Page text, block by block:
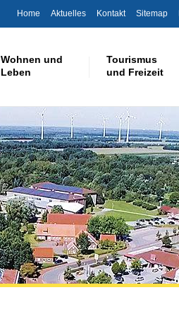
Home Aktuelles Kontakt Sitemap
Wohnen und
Leben
Tourismus
und Freizeit